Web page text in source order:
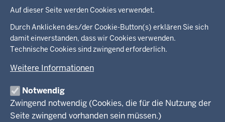
Auf dieser Seite werden Cookies verwendet.
Durch Anklicken des/der Cookie-Button(s) erklären Sie sich
damit einverstanden, dass wir Cookies verwenden.
Technische Cookies sind zwingend erforderlich.
Weitere Informationen
Notwendig
Zwingend notwendig (Cookies, die für die Nutzung der
Seite zwingend vorhanden sein müssen.)
Menü
in
der
Fußzeile
Startseite
Ministerium
Leitung des Hauses
Organisation
Arbeitgeber Ministerium
Rechtsgrundlagen
Kultur
Wissenschaft, Forschung, Lehre und Studium
Presse